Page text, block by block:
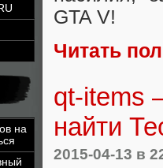
на
GTA V!
Читать
qt-items
найти
2015-04-13 в